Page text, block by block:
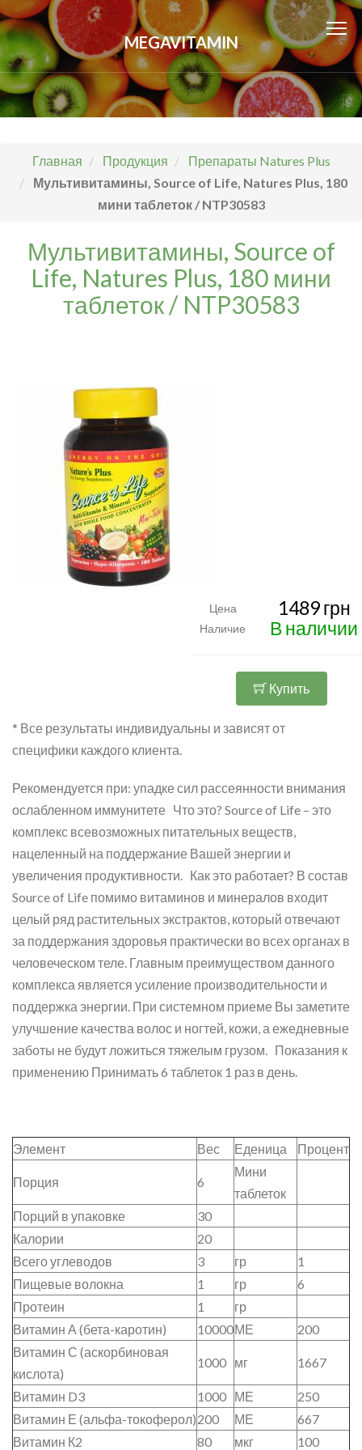
MEGAVITAMIN
Главная Продукция
Препараты Natures Plus
Мультивитамины, Source of Life, Natures Plus, 180
мини таблеток / NTP30583
Мультивитамины, Source of
Life, Natures Plus, 180 мини
таблеток / NTP30583
Цена 1489 грн
Наличие В наличии
Купить
* Все результаты индивидуальны и зависят от
специфики каждого клиента.
Рекомендуется при: упадке сил рассеянности внимания
ослабленном иммунитете Что это? Source of Life – это
комплекс всевозможных питательных веществ,
нацеленный на поддержание Вашей энергии и
увеличения продуктивности. Как это работает? В состав
Source of Life помимо витаминов и минералов входит
целый ряд растительных экстрактов, который отвечают
за поддержания здоровья практически во всех органах в
человеческом теле. Главным преимуществом данного
комплекса является усиление производительности и
поддержка энергии. При системном приеме Вы заметите
улучшение качества волос и ногтей, кожи, а ежедневные
заботы не будут ложиться тяжелым грузом. Показания к
применению Принимать 6 таблеток 1 раз в день.
Элемент Вес Еденица Процент
Порция 6
Мини
таблеток
Порций в упаковке
30
Калории
20
Всего углеводов
3 гр
1
Пищевые волокна
1 гр
6
Протеин
1
гр
Витамин А (бета-каротин)
10000МЕ
200
Витамин С (аскорбиновая
кислота)
1000 мг 1667
Витамин D3 1000 МЕ
250
Витамин Е (альфа-токоферол)200 МЕ
667
Витамин К2
80 мкг 100